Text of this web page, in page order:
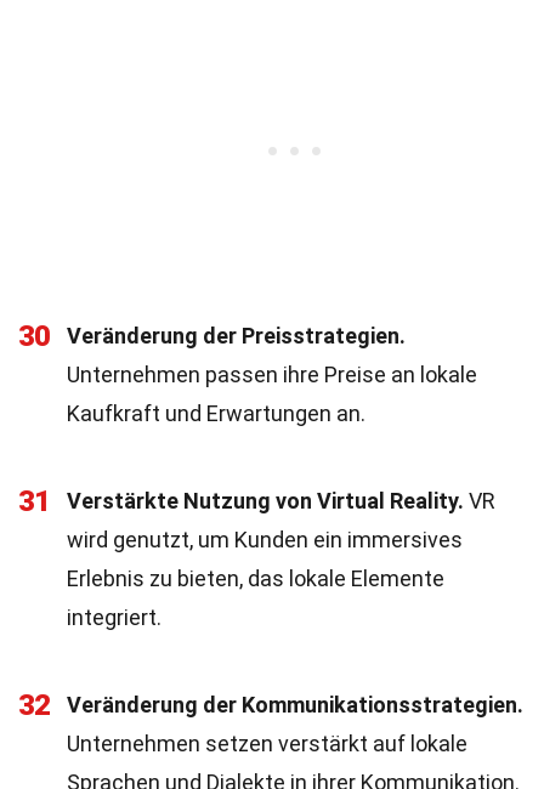
30
Veränderung der Preisstrategien.
Unternehmen passen ihre Preise an lokale
Kaufkraft und Erwartungen an.
31 Verstärkte Nutzung von Virtual Reality. VR
wird genutzt, um Kunden ein immersives
Erlebnis zu bieten, das lokale Elemente
integriert.
32
Veränderung der Kommunikationsstrategien.
Unternehmen setzen verstärkt auf lokale
Sprachen und Dialekte in ihrer Kommunikation.